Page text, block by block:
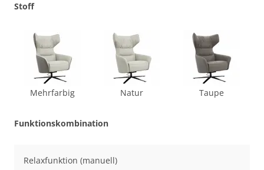
Stoff
Mehrfarbig Natur Taupe
Funktionskombination
Relaxfunktion (manuell)